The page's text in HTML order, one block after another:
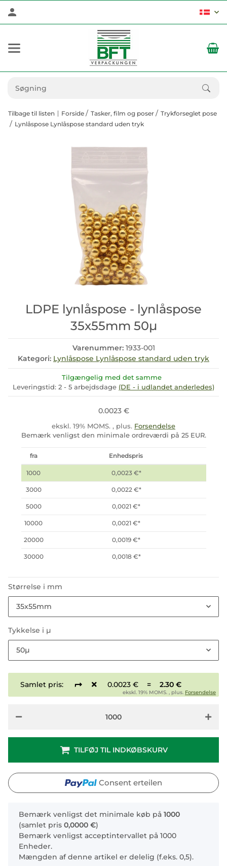
Tilbage til listen Forside Tasker, film og poser
Trykforseglet pose
Lynlåspose Lynlåspose standard uden tryk
LDPE lynlåspose - lynlåspose
35x55mm 50µ
Varenummer: 1933-001
Kategori: Lynlåspose Lynlåspose standard uden tryk
Tilgængelig med det samme
Leveringstid: 2 - 5 arbejdsdage (DE - i udlandet anderledes)
0.0023 €
ekskl. 19% MOMS. , plus. Forsendelse
Bemærk venligst den minimale ordreværdi på 25 EUR.
fra Enhedspris
1000 0,0023 €*
3000 0,0022 €*
5000 0,0021 €*
10000 0,0021 €*
20000 0,0019 €*
30000 0,0018 €*
Størrelse i mm
35x55mm
Tykkelse i µ
50µ
Samlet pris: 0.0023 € = 2.30 €
ekskl. 19% MOMS. , plus. Forsendelse
TILFØJ TIL INDKØBSKURV
Consent erteilen
x
Bemærk venligst det minimale køb på 1000
(samlet pris 0,0000 €)
Bemærk venligst acceptintervallet på 1000
Enheder.
Mængden af denne artikel er delelig (f.eks. 0,5).